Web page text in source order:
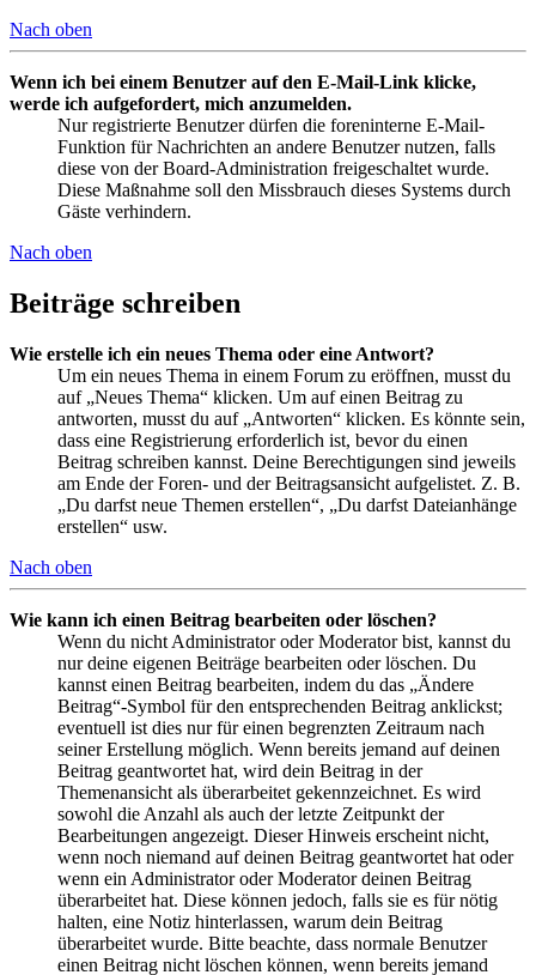
Nach oben
Wenn ich bei einem Benutzer auf den E-Mail-Link klicke,
werde ich aufgefordert, mich anzumelden.
Nur registrierte Benutzer dürfen die foreninterne E-Mail-
Funktion für Nachrichten an andere Benutzer nutzen, falls
diese von der Board-Administration freigeschaltet wurde.
Diese Maßnahme soll den Missbrauch dieses Systems durch
Gäste verhindern.
Nach oben
Beiträge schreiben
Wie erstelle ich ein neues Thema oder eine Antwort?
Um ein neues Thema in einem Forum zu eröffnen, musst du
auf „Neues Thema“ klicken. Um auf einen Beitrag zu
antworten, musst du auf „Antworten“ klicken. Es könnte sein,
dass eine Registrierung erforderlich ist, bevor du einen
Beitrag schreiben kannst. Deine Berechtigungen sind jeweils
am Ende der Foren- und der Beitragsansicht aufgelistet. Z. B.
„Du darfst neue Themen erstellen“, „Du darfst Dateianhänge
erstellen“ usw.
Nach oben
Wie kann ich einen Beitrag bearbeiten oder löschen?
Wenn du nicht Administrator oder Moderator bist, kannst du
nur deine eigenen Beiträge bearbeiten oder löschen. Du
kannst einen Beitrag bearbeiten, indem du das „Ändere
Beitrag“-Symbol für den entsprechenden Beitrag anklickst;
eventuell ist dies nur für einen begrenzten Zeitraum nach
seiner Erstellung möglich. Wenn bereits jemand auf deinen
Beitrag geantwortet hat, wird dein Beitrag in der
Themenansicht als überarbeitet gekennzeichnet. Es wird
sowohl die Anzahl als auch der letzte Zeitpunkt der
Bearbeitungen angezeigt. Dieser Hinweis erscheint nicht,
wenn noch niemand auf deinen Beitrag geantwortet hat oder
wenn ein Administrator oder Moderator deinen Beitrag
überarbeitet hat. Diese können jedoch, falls sie es für nötig
halten, eine Notiz hinterlassen, warum dein Beitrag
überarbeitet wurde. Bitte beachte, dass normale Benutzer
einen Beitrag nicht löschen können, wenn bereits jemand